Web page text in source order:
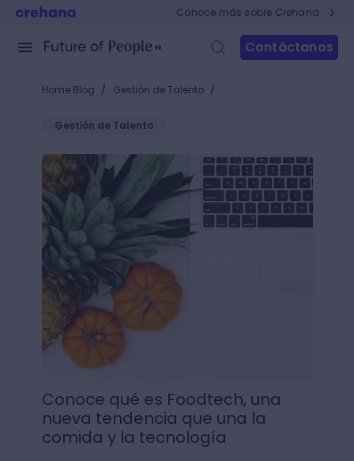
Conoce más sobre Crehana
Contáctanos
Home Blog / Gestión de Talento /
Gestión de Talento
Conoce qué es Foodtech, una nueva tendencia
Conoce qué es Foodtech, una
nueva tendencia que una la
comida y la tecnología